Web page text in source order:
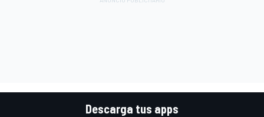
Descarga tus apps